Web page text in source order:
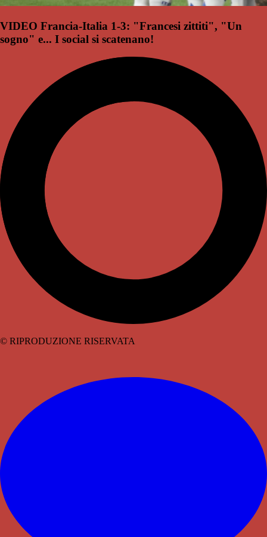
VIDEO Francia-Italia 1-3: "Francesi zittiti", "Un
sogno" e... I social si scatenano!
© RIPRODUZIONE RISERVATA